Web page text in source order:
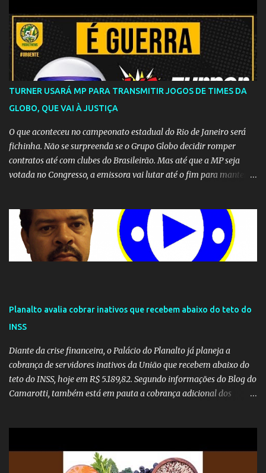
TURNER USARÁ MP PARA TRANSMITIR JOGOS DE TIMES DA
GLOBO, QUE VAI À JUSTIÇA
O que aconteceu no campeonato estadual do Rio de Janeiro será
fichinha. Não se surpreenda se o Grupo Globo decidir romper
contratos até com clubes do Brasileirão. Mas até que a MP seja
votada no Congresso, a emissora vai lutar até o fim para manter o
Planalto avalia cobrar inativos que recebem abaixo do teto do
INSS
Diante da crise financeira, o Palácio do Planalto já planeja a
cobrança de servidores inativos da União que recebem abaixo do
teto do INSS, hoje em R$ 5.189,82. Segundo informações do Blog do
Camarotti, também está em pauta a cobrança adicional dos
a publicação, a reforma da Previdência Social também está sendo
analisada pelos governadores, que querem subir a taxa de